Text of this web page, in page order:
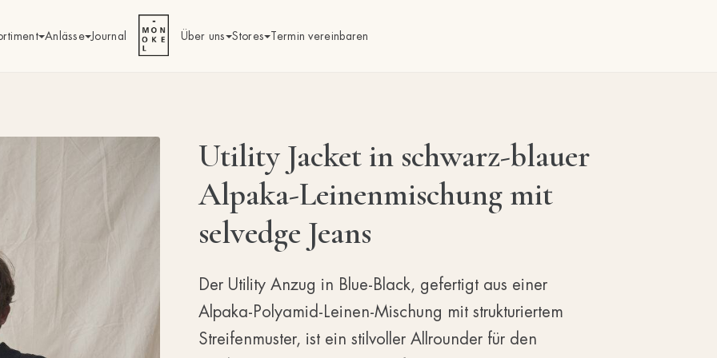
Anlässe Journal Über uns Stores Termin vereinbaren
Utility Jacket in schwarz-blauer
Alpaka-Leinenmischung mit
selvedge Jeans
Der Utility Anzug in Blue-Black, gefertigt aus einer
Alpaka-Polyamid-Leinen-Mischung mit strukturiertem
Streifenmuster, ist ein stilvoller Allrounder für den